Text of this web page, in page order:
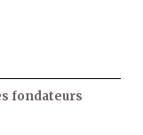
fondateurs